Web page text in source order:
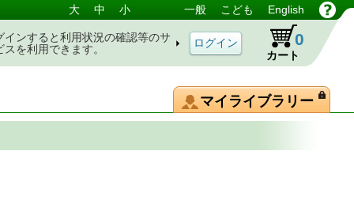
大 中 小 一般 こども English
インすると利用状況の確認等のサ
スを利用できます。
カート
0
マイライブラリー